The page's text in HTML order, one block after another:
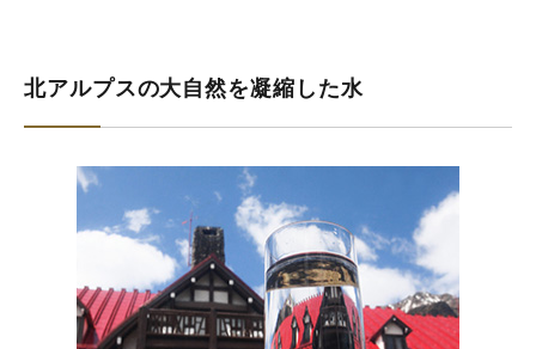
北アルプスの大自然を凝縮した水